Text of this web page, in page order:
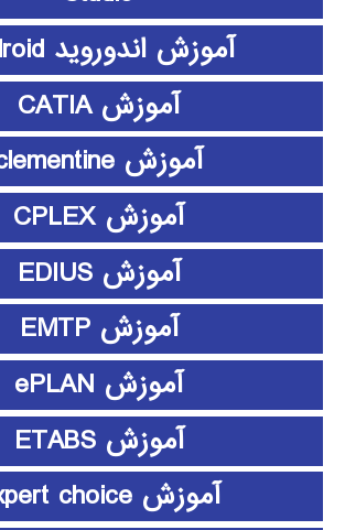
آموزش اندوروید android
آموزش CATIA
آموزش clementine
آموزش CPLEX
آموزش EDIUS
آموزش EMTP
آموزش ePLAN
آموزش ETABS
آموزش expert choice